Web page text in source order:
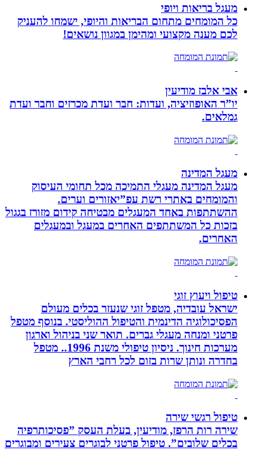
מעגל בריאות ויופי
כל המומחים מתחום הבריאות והיופי, ישמחו להעניק
לכם מענה מקצועי ומהימן במגוון נושאים!
אבי אלבז מודיעין
יו”ר האופוזיציה, ועדות: חבר ועדת מכרזים וחבר ועדת
גמלאים.
מעגל המדינה
מעגל המדינה מעגלי התמיכה מכל תחומי העיסוק
והמומחים באתרי רשת עפ”יאזורים וערים.
ההשתתפות באחד המעגלים מבטיחה קידום מזורז בגגול
בזכות כל המשתתפים האחרים במעגל ובמעגלים
האחרים.
טיפול ויעוץ זוגי
ישראל עובדיה, מטפל זוגי שנעזר בכלים מעולם
הפסיכולוגיה הדינמית והטיפול ההוליסטי. בנוסף מטפל
פרטני ומנחה מעגלי גברים. תואר שני בניהול וארגון
מערכות חינוך. ניסיון טיפולי משנת 1996.. מטפל
בחדרה ונותן שרות בזום לכל רחבי הארץ
טיפול רגשי שירה
שירה רות הרפז, מודיעין, בעלת העסק ”פסיכותרפיה
בכלים שלובים”. טיפול פרטני לבוגרים צעירים ומבוגרים